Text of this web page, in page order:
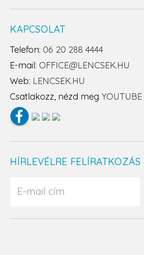
KAPCSOLAT
Telefon: 06 20 288 4444
E-mail: OFFICE@LENCSEK.HU
Web: LENCSEK.HU
Csatlakozz, nézd meg YOUTUBE
HÍRLEVÉLRE FELÍRATKOZÁS